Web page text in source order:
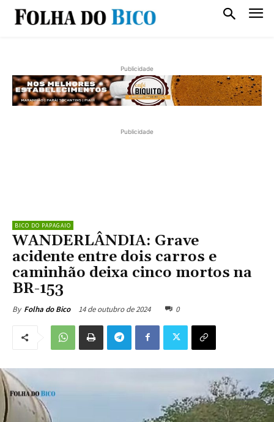
Publicidade
Publicidade
BICO DO PAPAGAIO
WANDERLÂNDIA: Grave
acidente entre dois carros e
caminhão deixa cinco mortos na
BR-153
By Folha do Bico 14 de outubro de 2024 0